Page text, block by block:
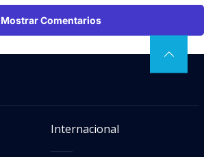
Mostrar Comentarios
Internacional